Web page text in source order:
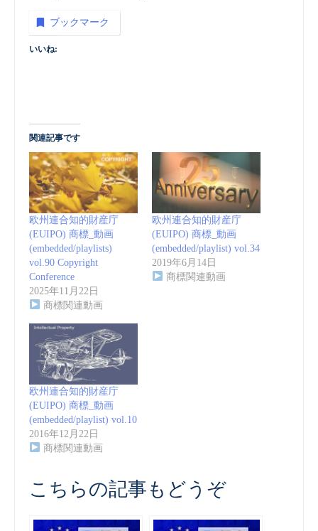
ブックマーク
いいね:
関連記事です
欧州連合知的財産庁
(EUIPO) 商標_動画
(embedded/playlists)
vol.90 Copyright
Conference
2025年11月22日
商標関連動画
欧州連合知的財産庁
(EUIPO) 商標_動画
(embedded/playlist) vol.34
2019年6月14日
商標関連動画
欧州連合知的財産庁
(EUIPO) 商標_動画
(embedded/playlist) vol.10
2016年12月22日
商標関連動画
こちらの記事もどうぞ